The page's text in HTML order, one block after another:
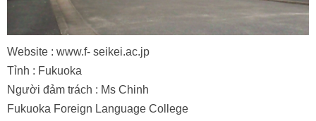
Website : www.f- seikei.ac.jp
Tỉnh : Fukuoka
Người đảm trách : Ms Chinh
Fukuoka Foreign Language College